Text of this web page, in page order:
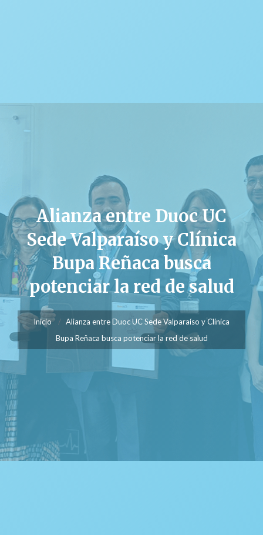
Alianza entre Duoc UC
Sede Valparaíso y Clínica
Bupa Reñaca busca
potenciar la red de salud
Inicio
Alianza entre Duoc UC Sede Valparaíso y Clínica
Bupa Reñaca busca potenciar la red de salud